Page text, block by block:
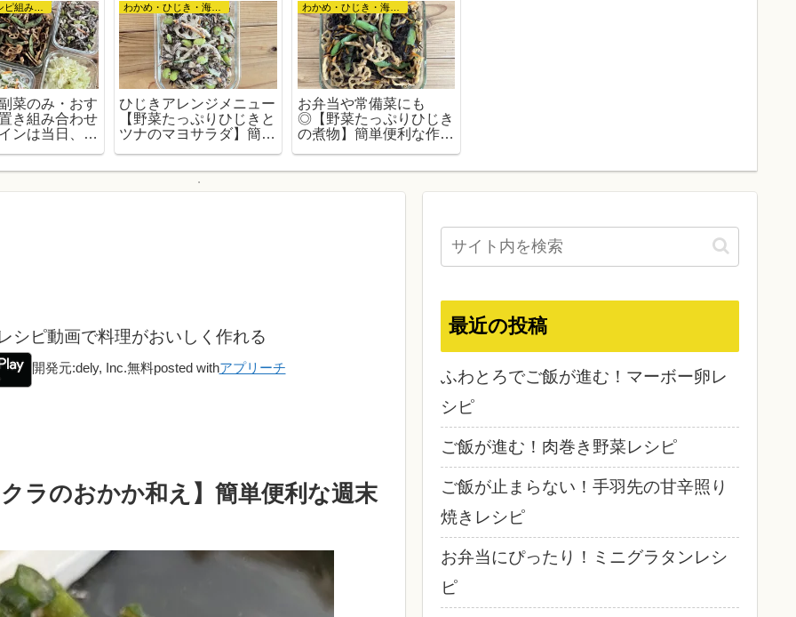
作り置きレシピ組み合わせ例
菜のみ・おす
き組み合わせ
ンは当日、さ
ひじきアレンジメニュー
【野菜たっぷりひじきと
ツナのマヨサラダ】簡単
お弁当や常備菜にも
◎【野菜たっぷりひじき
の煮物】簡単便利な作り
シピ動画で料理がおいしく作れる
開発元:dely, Inc.無料posted withアプリーチ
ラのおかか和え】簡単便利な週末
最近の投稿
ふわとろでご飯が進む！マーボー卵レ
シピ
ご飯が進む！肉巻き野菜レシピ
ご飯が止まらない！手羽先の甘辛照り
焼きレシピ
お弁当にぴったり！ミニグラタンレシ
ピ